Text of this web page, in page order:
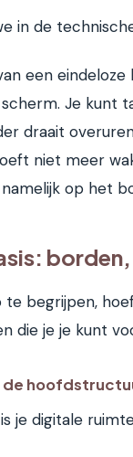
in de
een
Je kunt
draait
niet meer
op het
te begrijpen,
die je je kunt
de
je digitale